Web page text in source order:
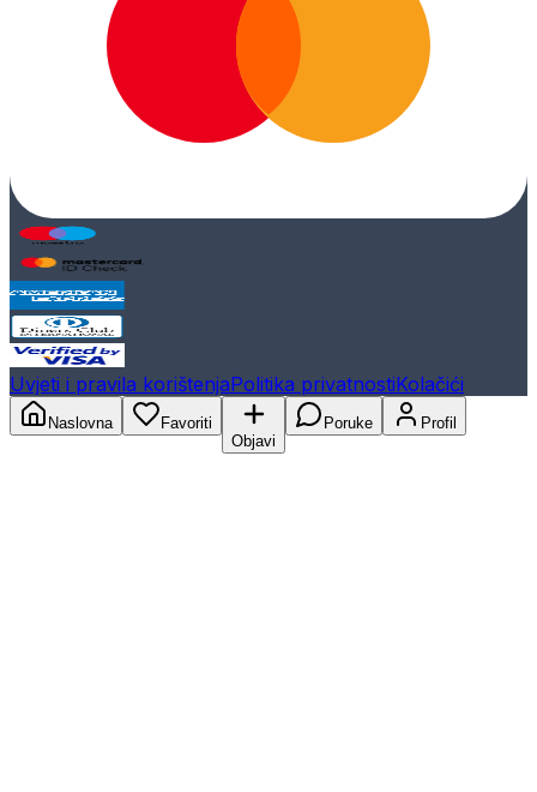
Uvjeti i pravila korištenjaPolitika privatnostiKolačići
Naslovna
Favoriti
Objavi
Poruke Profil